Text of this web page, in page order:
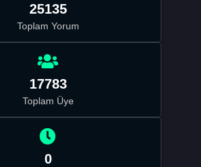
25135
Toplam Yorum
17783
Toplam Üye
0